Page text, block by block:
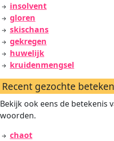
insolvent
gloren
skischans
gekregen
huwelijk
kruidenmengsel
Recent gezochte
Bekijk ook eens de betekenis
woorden.
chaot